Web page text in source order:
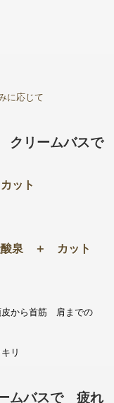
に応じて
リームバスで
ット
酸泉 ＋ カット
皮から首筋 肩までの
リ
ムバスで 疲れ